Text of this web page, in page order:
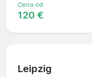
Cena od
120 €
Leipzig